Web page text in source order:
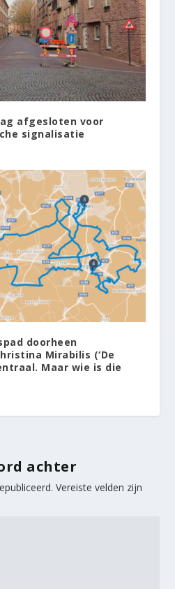
afgesloten voor
signalisatie
doorheen
Mirabilis (‘De
Maar wie is die
achter
Vereiste velden zijn